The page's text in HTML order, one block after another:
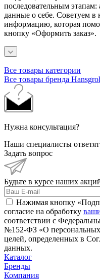
последовательным этапам:
данные о себе. Советуем в
информацию, которая
кнопку «Оформить заказ».
Все товары категории
Все товары бренда
Нужна консультация?
Наши специалисты
Задать вопрос
Будьте в курсе наших
Нажимая кнопку
согласие на обработку
соответствии с
№152-ФЗ «О персональных
целей, определенных в
данных.
Каталог
Бренды
Компания